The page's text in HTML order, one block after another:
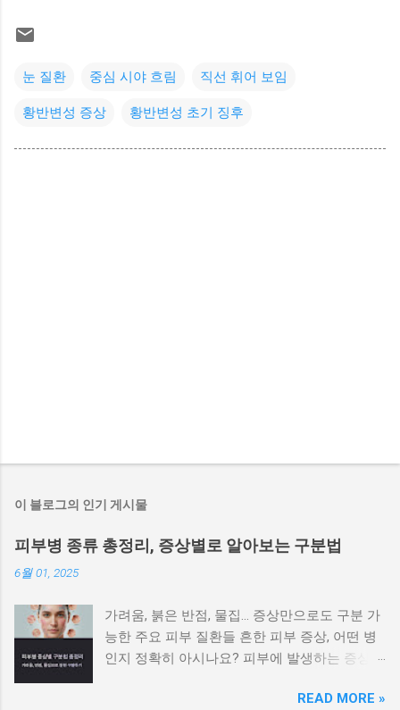
눈 질환 중심 시야 흐림 직선 휘어 보임
황반변성 증상 황반변성 초기 징후
이 블로그의 인기 게시물
피부병 종류 총정리, 증상별로 알아보는 구분법
6월 01, 2025
가려움, 붉은 반점, 물집… 증상만으로도 구분 가
능한 주요 피부 질환들 흔한 피부 증상, 어떤 병
인지 정확히 아시나요? 피부에 발생하는 증상은
수 있으며, 치료법도 달라집니다. 가려움이나 붉
READ MORE »